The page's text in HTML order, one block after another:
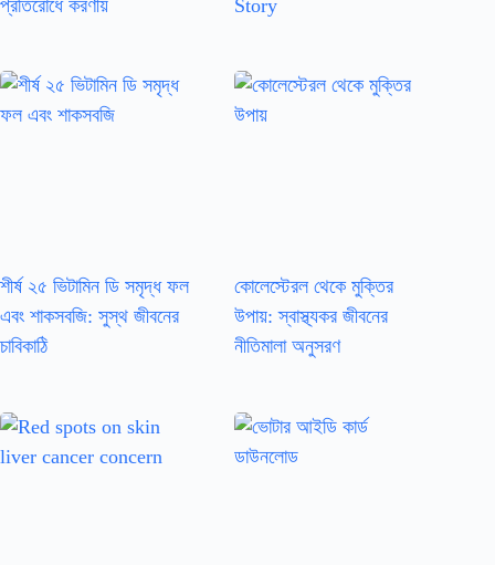
প্রতিরোধে করণীয় Story
শীর্ষ ২৫ ভিটামিন ডি সমৃদ্ধ ফল
এবং শাকসবজি: সুস্থ জীবনের
চাবিকাঠি
কোলেস্টেরল থেকে মুক্তির
উপায়: স্বাস্থ্যকর জীবনের
নীতিমালা অনুসরণ